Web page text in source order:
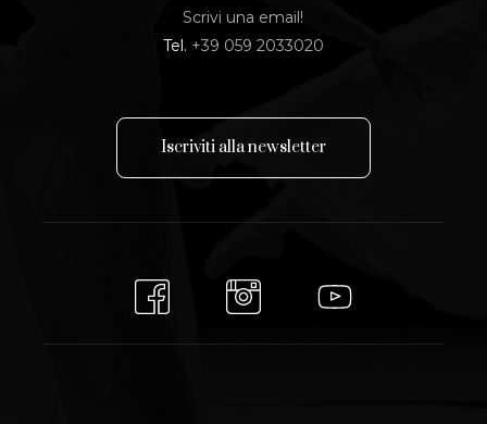
Scrivi una email!
Tel. +39 059 2033020
Iscriviti allanewsletter